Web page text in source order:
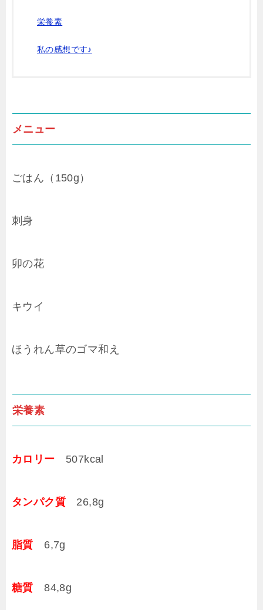
栄養素
私の感想です♪
メニュー
ごはん（150g）
刺身
卯の花
キウイ
ほうれん草のゴマ和え
栄養素
カロリー 507kcal
タンパク質 26,8g
脂質 6,7g
糖質 84,8g